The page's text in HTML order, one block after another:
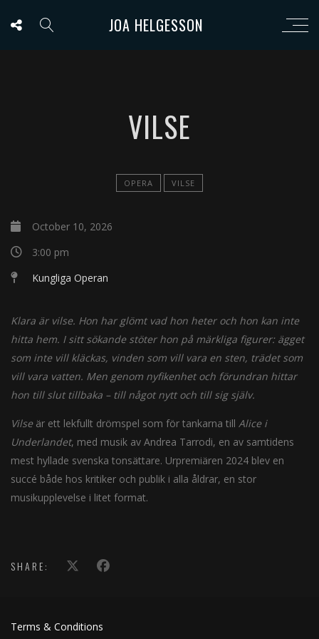
JOA HELGESSON
VILSE
OPERA VILSE
October 10, 2026
3:00 pm
Kungliga Operan
Klara är vilse. Hon har glömt vad hon heter och hon kan inte
hitta hem. I sitt sökande stöter hon på märkliga figurer: ägget
som inte vill kläckas, vinden som vill vara en sten, trädet som
vill vara vatten. Men genom nyfikenhet och förundran hittar
hon till slut tillbaka – till något nytt och till sig själv.
Vilseär ett lekfullt drömspel som för tankarna till Alice i
Underlandet, med musik av Andrea Tarrodi, en av samtidens
mest hyllade svenska tonsättare. Urpremiären 2024 blev en
succé både hos kritiker och publik i alla åldrar, en stor
musikupplevelse i litet format.
SHARE:
Terms & Conditions